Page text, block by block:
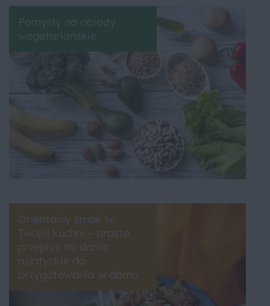
Pomysły na obiady
wegetariańskie
Orientalny smak w
Twojej kuchni – proste
przepisy na dania
azjatyckie do
przygotowania w domu